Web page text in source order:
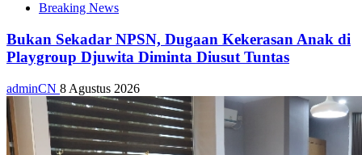
Breaking News
Bukan Sekadar NPSN, Dugaan Kekerasan Anak di
Playgroup Djuwita Diminta Diusut Tuntas
adminCN 8 Agustus 2026